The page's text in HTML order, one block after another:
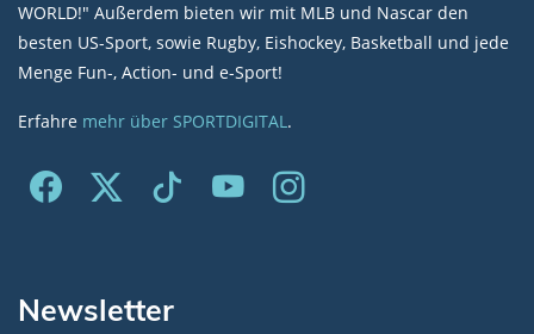
WORLD!" Außerdem bieten wir mit MLB und Nascar den
besten US-Sport, sowie Rugby, Eishockey, Basketball und jede
Menge Fun-, Action- und e-Sport!
Erfahre mehr über SPORTDIGITAL.
Newsletter